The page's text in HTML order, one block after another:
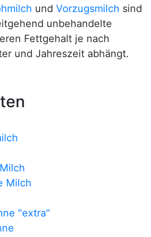
und Vorzugsmilch sind
unbehandelte
Fettgehalt je nach
und Jahreszeit abhängt.
Milch
"extra"